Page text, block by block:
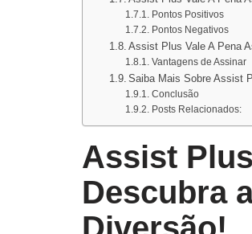
Pontos Positivos
Pontos Negativos
Assist Plus Vale A Pena
Vantagens de Assinar
Saiba Mais Sobre Assist
Conclusão
Posts Relacionados:
Assist
Descubra